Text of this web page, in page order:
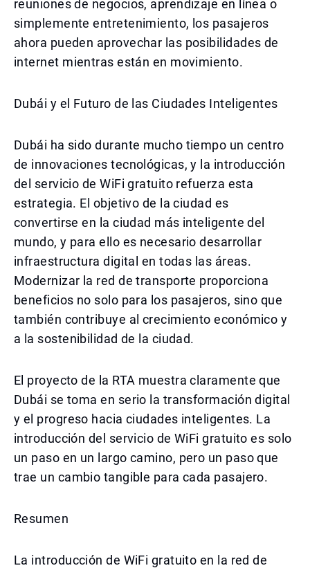
reuniones de negocios, aprendizaje en línea o
simplemente entretenimiento, los pasajeros
ahora pueden aprovechar las posibilidades de
internet mientras están en movimiento.
Dubái y el Futuro de las Ciudades Inteligentes
Dubái ha sido durante mucho tiempo un centro
de innovaciones tecnológicas, y la introducción
del servicio de WiFi gratuito refuerza esta
estrategia. El objetivo de la ciudad es
convertirse en la ciudad más inteligente del
mundo, y para ello es necesario desarrollar
infraestructura digital en todas las áreas.
Modernizar la red de transporte proporciona
beneficios no solo para los pasajeros, sino que
también contribuye al crecimiento económico y
a la sostenibilidad de la ciudad.
El proyecto de la RTA muestra claramente que
Dubái se toma en serio la transformación digital
y el progreso hacia ciudades inteligentes. La
introducción del servicio de WiFi gratuito es solo
un paso en un largo camino, pero un paso que
trae un cambio tangible para cada pasajero.
Resumen
La introducción de WiFi gratuito en la red de